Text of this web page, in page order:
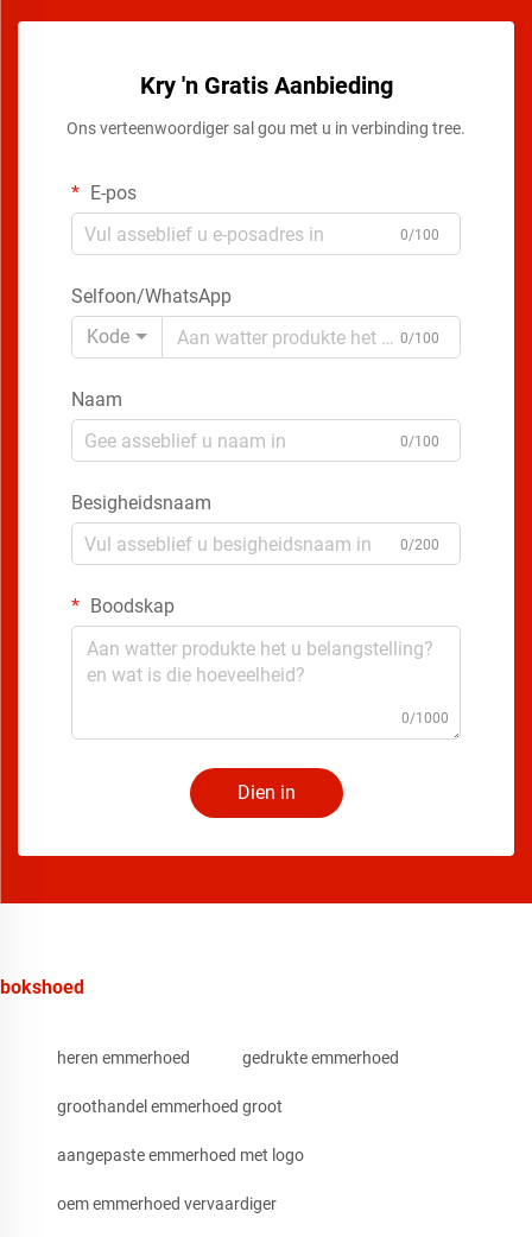
Kry 'n Gratis Aanbieding
Ons verteenwoordiger sal gou met u in verbinding tree.
E-pos
0/100
Selfoon/WhatsApp
Kode
0/100
Naam
0/100
Besigheidsnaam
0/200
Boodskap
0/1000
Dien in
bokshoed
heren emmerhoed gedrukte emmerhoed
groothandel emmerhoed groot
aangepaste emmerhoed met logo
oem emmerhoed vervaardiger